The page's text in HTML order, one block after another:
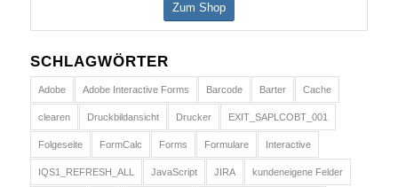
Zum Shop
SCHLAGWÖRTER
Adobe Adobe Interactive Forms Barcode Barter Cache
clearen Druckbildansicht Drucker EXIT_SAPLCOBT_001
Folgeseite FormCalc Forms Formulare Interactive
IQS1_REFRESH_ALL JavaScript JIRA kundeneigene Felder